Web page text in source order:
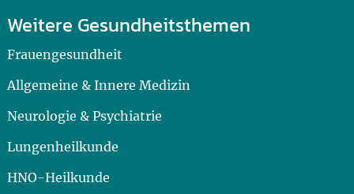
Weitere Gesundheitsthemen
Frauengesundheit
Allgemeine & Innere Medizin
Neurologie & Psychiatrie
Lungenheilkunde
HNO-Heilkunde